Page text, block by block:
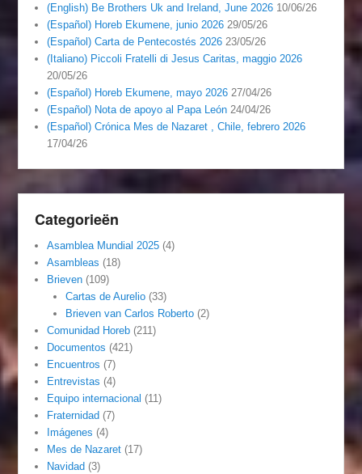
(English) Be Brothers Uk and Ireland, June 2026 10/06/26
(Español) Horeb Ekumene, junio 2026 29/05/26
(Español) Carta de Pentecostés 2026 23/05/26
(Italiano) Piccoli Fratelli di Jesus Caritas, maggio 2026
20/05/26
(Español) Horeb Ekumene, mayo 2026 27/04/26
(Español) Nota de apoyo al Papa León 24/04/26
(Español) Crónica Mes de Nazaret , Chile, febrero 2026
17/04/26
Categorieën
Asamblea Mundial 2025 (4)
Asambleas (18)
Brieven (109)
Cartas de Aurelio(33)
Brieven van Carlos Roberto(2)
Comunidad Horeb (211)
Documentos (421)
Encuentros (7)
Entrevistas (4)
Equipo internacional (11)
Fraternidad (7)
Imágenes (4)
Mes de Nazaret (17)
Navidad (3)